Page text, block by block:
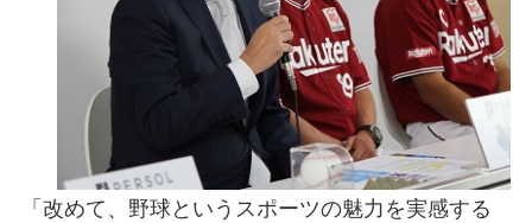
「改めて、野球というスポーツの魅力を実感する